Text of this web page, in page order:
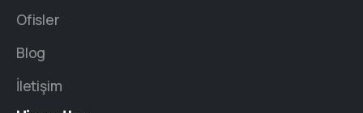
Ofisler
Blog
İletişim